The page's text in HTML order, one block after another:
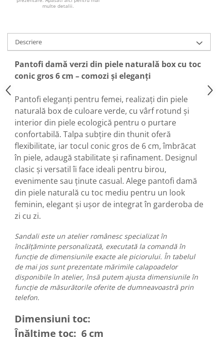
multe detalii.
Descriere
Pantofi damă verzi din piele naturală box cu toc
conic gros 6 cm – comozi și eleganți
Pantofi eleganți pentru femei, realizați din piele
naturală box de culoare verde, cu vârf rotund și
interior din piele ecologică pentru o purtare
confortabilă. Talpa subțire din thunit oferă
flexibilitate, iar tocul conic gros de 6 cm, îmbrăcat
în piele, adaugă stabilitate și rafinament. Designul
clasic și versatil îi face ideali pentru birou,
evenimente sau ținute casual. Alege pantofi damă
din piele naturală cu toc mediu pentru un look
feminin, elegant și ușor de integrat în garderoba de
zi cu zi.
Sandali este un atelier românesc specializat în
încălțăminte personalizată, executată la comandă în
funcție de dimensiunile exacte ale piciorului. În tabelul
de mai jos sunt prezentate mărimile calapoadelor
disponibile în atelier, însă putem ajusta dimensiunile în
funcție de măsurătorile oferite de dumneavoastră prin
telefon.
Dimensiuni toc:
Înălțime toc: 6 cm